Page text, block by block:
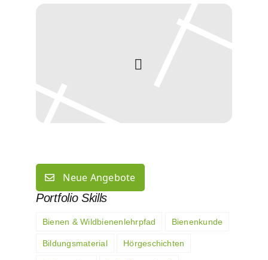
Neue Angebote
Portfolio Skills
Bienen & Wildbienenlehrpfad Bienenkunde
Bildungsmaterial Hörgeschichten